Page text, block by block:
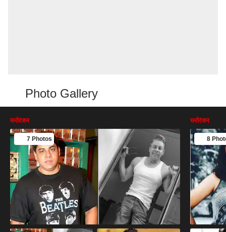
Photo Gallery
मनोरंजन
7 Photos
मनोरंजन
8